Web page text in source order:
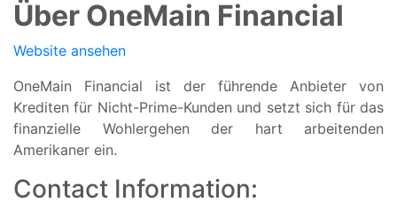
Über OneMain Financial
Website ansehen
OneMain Financial ist der führende Anbieter von
Krediten für Nicht-Prime-Kunden und setzt sich für das
finanzielle Wohlergehen der hart arbeitenden
Amerikaner ein.
Contact Information: